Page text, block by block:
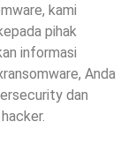
kami
pihak
informasi
Anda
dan